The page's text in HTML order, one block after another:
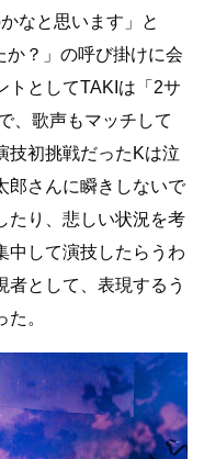
なと思います」と
か？」の呼び掛けに会
トとしてTAKI は「2サ
、歌声もマッチして
技初挑戦だった Kは泣
郎さんに瞬きしないで
たり、悲しい状況を考
中して演技したらうわ
者として、表現するう
。